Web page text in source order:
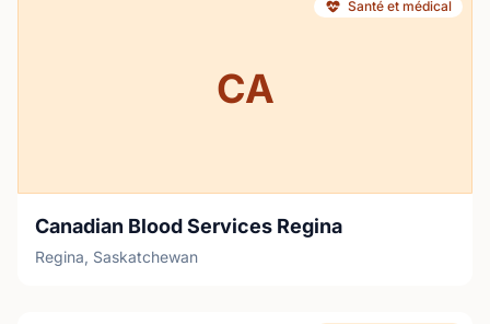
CA
Santé et médical
Canadian Blood Services Regina
Regina, Saskatchewan